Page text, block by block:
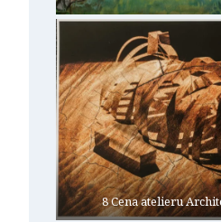
8 Cena atelieru